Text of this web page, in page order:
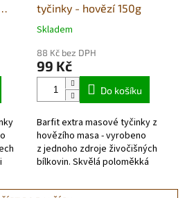
tyčinky - hovězí 150g
Průměrné
produktu
je
hvězdiček.
Skladem
88 Kč bez DPH
99 Kč
Do košíku
Barfit extra masové tyčinky z
hovězího masa - vyrobeno
z jednoho zdroje živočišných
bílkovin. Skvělá poloměkká
jednoduše nalámat a